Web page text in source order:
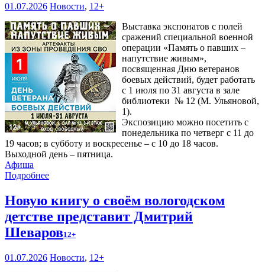
01.07.2026 Новости, 12+
Выставка экспонатов с полей
сражений специальной военной
операции «Память о павших –
напутствие живым»,
посвященная Дню ветеранов
боевых действий, будет работать
с 1 июля по 31 августа в зале
библиотеки № 12 (М. Ульяновой,
1).
Экспозицию можно посетить с
понедельника по четверг с 11 до
19 часов; в субботу и воскресенье – с 10 до 18 часов.
Выходной день – пятница.
Афиша
Подробнее
Новую книгу о своём вологодском
детстве представит Дмитрий
Шеваров12+
01.07.2026 Новости, 12+